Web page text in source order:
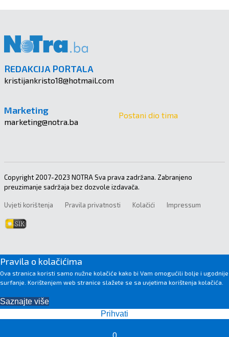
0
REDAKCIJA PORTALA
kristijankristo18@hotmail.com
Marketing
marketing@notra.ba
Postani dio tima
Copyright 2007-2023 NOTRA Sva prava zadržana. Zabranjeno
preuzimanje sadržaja bez dozvole izdavača.
Uvjeti korištenja Pravila privatnosti Kolačići Impressum
Pravila o kolačićima
Ova stranica koristi samo nužne kolačiće kako bi Vam omogućili bolje i ugodnije
surfanje. Korištenjem web stranice slažete se sa uvjetima korištenja kolačića.
Saznajte više
Prihvati